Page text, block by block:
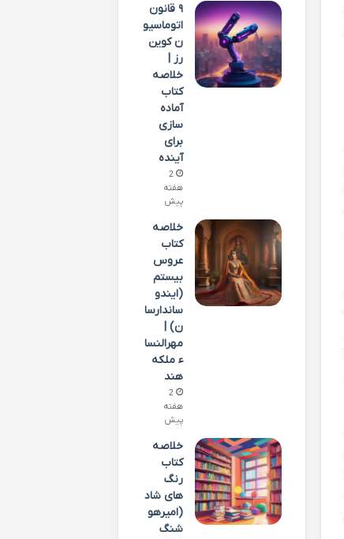
۹ قانون
اتوماسیو
ن کوین
رز |
خلاصه
کتاب
آماده
سازی
برای
آینده
2
هفته
پیش
خلاصه
کتاب
عروس
بیستم
(ایندو
ساندارسا
ن) |
مهرالنسا
ء ملکه
هند
2
هفته
پیش
خلاصه
کتاب
رنگ
های شاد
(امیرهو
شنگ